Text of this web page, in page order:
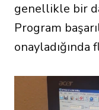
genellikle bir
Program
onayladığında